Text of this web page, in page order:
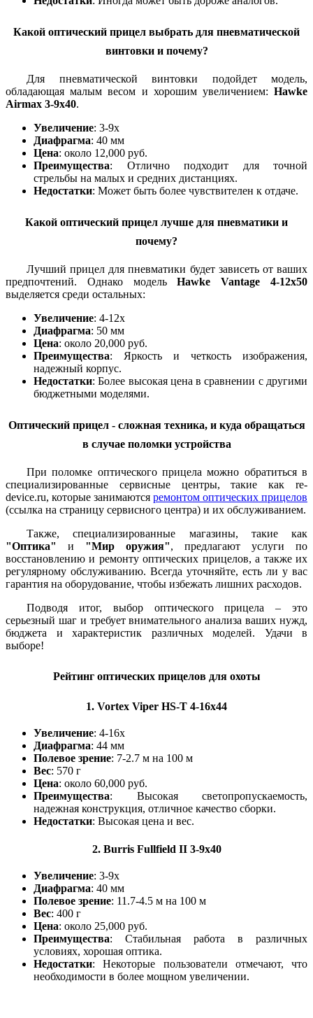
Какой оптический прицел выбрать для пневматической
винтовки и почему?
Для пневматической винтовки подойдет модель,
обладающая малым весом и хорошим увеличением: Hawke
Airmax 3-9x40.
Увеличение: 3-9x
Диафрагма: 40 мм
Цена: около 12,000 руб.
Преимущества: Отлично подходит для точной
стрельбы на малых и средних дистанциях.
Недостатки: Может быть более чувствителен к отдаче.
Какой оптический прицел лучше для пневматики и
почему?
Лучший прицел для пневматики будет зависеть от ваших
предпочтений. Однако модельHawke Vantage 4-12x50
выделяется среди остальных:
Увеличение: 4-12x
Диафрагма: 50 мм
Цена: около 20,000 руб.
Преимущества: Яркость и четкость изображения,
надежный корпус.
Недостатки: Более высокая цена в сравнении с другими
бюджетными моделями.
Оптический прицел - сложная техника, и куда обращаться
в случае поломки устройства
При поломке оптического прицела можно обратиться в
специализированные сервисные центры, такие как re-
device.ru, которые занимаются ремонтом оптических прицелов
(ссылка на страницу сервисного центра) и их обслуживанием.
Также, специализированные магазины, такие как
"Оптика"
и "Мир оружия", предлагают услуги по
восстановлению и ремонту оптических прицелов, а также их
регулярному обслуживанию. Всегда уточняйте, есть ли у вас
гарантия на оборудование, чтобы избежать лишних расходов.
Подводя итог, выбор оптического прицела – это
серьезный шаг и требует внимательного анализа ваших нужд,
бюджета и характеристик различных моделей. Удачи в
выборе!
Рейтинг оптических прицелов для охоты
1. Vortex Viper HS-T 4-16x44
Увеличение: 4-16x
Диафрагма: 44 мм
Полевое зрение: 7-2.7 м на 100 м
Вес: 570 г
Цена: около 60,000 руб.
Преимущества: Высокая светопропускаемость,
надежная конструкция, отличное качество сборки.
Недостатки: Высокая цена и вес.
2. Burris Fullfield II 3-9x40
Увеличение: 3-9x
Диафрагма: 40 мм
Полевое зрение: 11.7-4.5 м на 100 м
Вес: 400 г
Цена: около 25,000 руб.
Преимущества: Стабильная работа в различных
условиях, хорошая оптика.
Недостатки: Некоторые пользователи отмечают, что
необходимости в более мощном увеличении.